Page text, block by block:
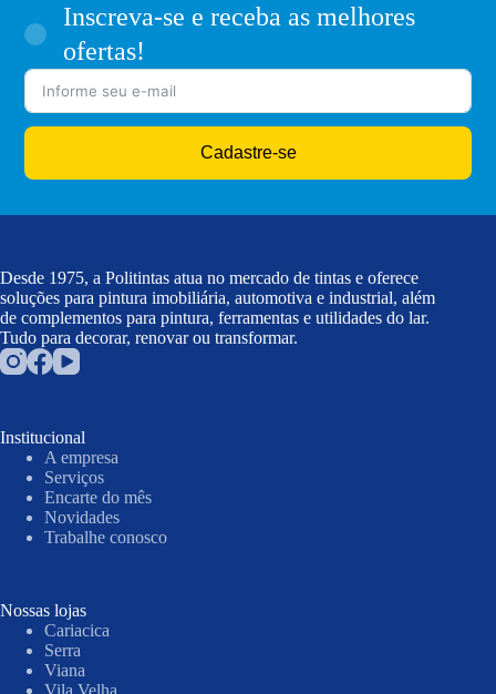
Inscreva-se e receba as melhores
ofertas!
Cadastre-se
Desde 1975, a Politintas atua no mercado de tintas e oferece
soluções para pintura imobiliária, automotiva e industrial, além
de complementos para pintura, ferramentas e utilidades do lar.
Tudo para decorar, renovar ou transformar.
Institucional
A empresa
Serviços
Encarte do mês
Novidades
Trabalhe conosco
Nossas lojas
Cariacica
Serra
Viana
Vila Velha